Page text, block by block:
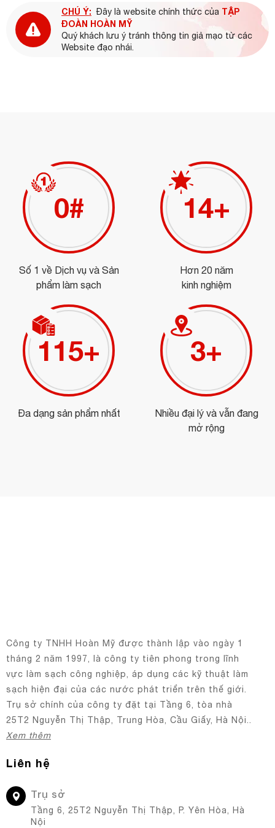
CHÚ Ý: Đây là website chính thức của TẬP
ĐOÀN HOÀN MỸ
Quý khách lưu ý tránh thông tin giả mạo từ các
Website đạo nhái.
0#
Số 1 về Dịch vụ và Sản
phẩm làm sạch
16+
Hơn 20 năm
kinh nghiệm
129+
Đa dạng sản phẩm nhất
4+
Nhiều đại lý và vẫn đang
mở rộng
Công ty TNHH Hoàn Mỹ được thành lập vào ngày 1
tháng 2 năm 1997, là công ty tiên phong trong lĩnh
vực làm sạch công nghiệp, áp dụng các kỹ thuật làm
sạch hiện đại của các nước phát triển trên thế giới.
Trụ sở chính của công ty đặt tại Tầng 6, tòa nhà
25T2 Nguyễn Thị Thập, Trung Hòa, Cầu Giấy, Hà Nội..
Xem thêm
Liên hệ
Trụ sở
Tầng 6, 25T2 Nguyễn Thị Thập, P. Yên Hòa, Hà
Nội